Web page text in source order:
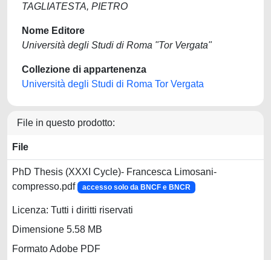
TAGLIATESTA, PIETRO
Nome Editore
Università degli Studi di Roma "Tor Vergata"
Collezione di appartenenza
Università degli Studi di Roma Tor Vergata
File in questo prodotto:
File
PhD Thesis (XXXI Cycle)- Francesca Limosani-
compresso.pdf
accesso solo da BNCF e BNCR
Licenza: Tutti i diritti riservati
Dimensione 5.58 MB
Formato Adobe PDF